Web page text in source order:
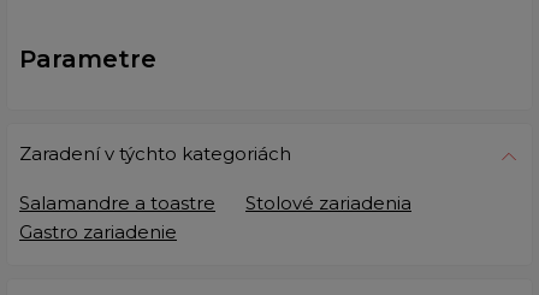
Parametre
Zaradení v týchto kategoriách
Salamandre a toastre
Stolové zariadenia
Gastro zariadenie